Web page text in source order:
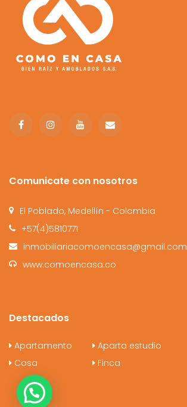
Comunicate con nosotros
El Poblado, Medellín - Colombia
+57(4)5810771
inmobiliariacomoencasa@gmail.com
www.comoencasa.co
Destacados
Apartamento
Aparta estudio
Casa
Finca